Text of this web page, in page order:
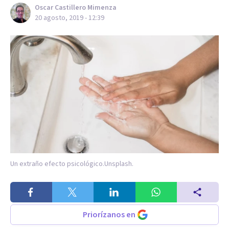
Oscar Castillero Mimenza
20 agosto, 2019 - 12:39
Un extraño efecto psicológico.Unsplash.
Priorízanos en